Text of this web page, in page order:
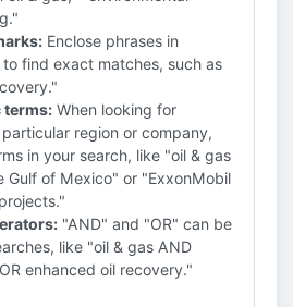
Enclose phrases in
find exact matches, such as
terms: When looking for
region or company,
in your search, like "oil & gas
Gulf of Mexico" or "ExxonMobil
"AND" and "OR" can be
like "oil & gas AND
enhanced oil recovery."